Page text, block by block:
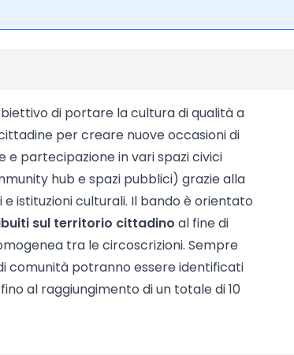
di portare la cultura di qualità a
per creare nuove occasioni di
e partecipazione in vari spazi civici
hub e spazi pubblici) grazie alla
istituzioni culturali. Il bando è orientato
sul territorio cittadino al fine di
tra le circoscrizioni. Sempre
comunità potranno essere identificati
al raggiungimento di un totale di 10